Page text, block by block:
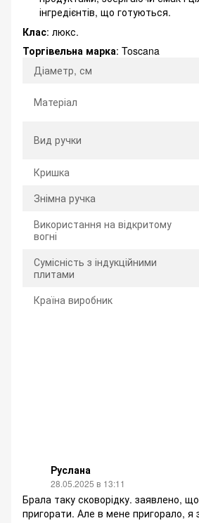
інгредієнтів, що готуються.
Клас: люкс.
Торгівельна марка: Toscana
Діаметр, см
Матеріал
Вид ручки
Кришка
Знімна ручка
Використання на відкритому
вогні
Сумісність з індукційними
плитами
Країна виробник
Руслана
28.05.2025 в 13:11
Брала таку сковорідку. заявлено,
пригорати. Але в мене пригорало, я